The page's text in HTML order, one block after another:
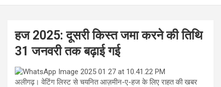
हज 2025: दूसरी किस्त जमा करने की तिथि
31 जनवरी तक बढ़ाई गई
अलीगढ़। वेटिंग लिस्ट से चयनित आज़मीन-ए-हज के लिए राहत की खबर